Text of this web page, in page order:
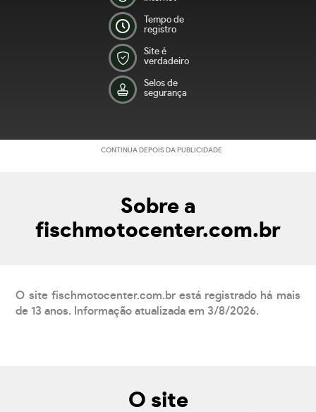
Tempo de
registro
Site é
verdadeiro
Selos de
segurança
CONTINUA DEPOIS DA PUBLICIDADE
Sobre a
fischmotocenter.com.br
O site fischmotocenter.com.br está registrado há mais
de 13 anos. Informação atualizada em 3/8/2026.
O site